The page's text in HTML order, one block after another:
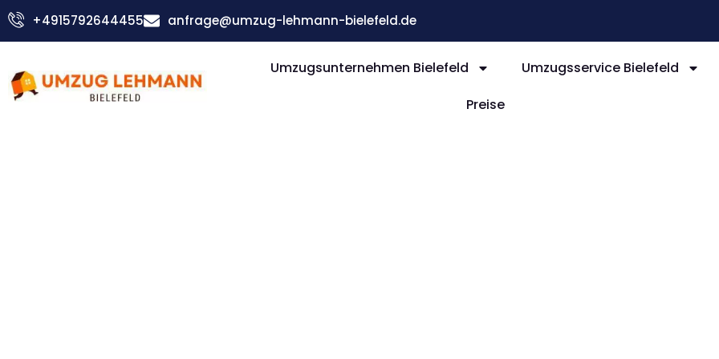
Zum
Inhalt
+4915792644455 anfrage@umzug-lehmann-bielefeld.de
Umzugsunternehmen Bielefeld
Umzugsservice Bielefeld
Preise